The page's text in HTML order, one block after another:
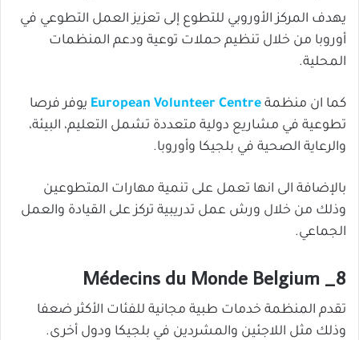
يهدف المركز الأوروبي للتطوع إلى تعزيز العمل التطوعي في
أوروبا من خلال تنظيم حملات توعية ودعم المنظمات
المحلية.
كما ان منظمة European Volunteer Centre يوفر فرصا
تطوعية في مشاريع دولية متعددة تشمل التعليم، البيئة،
والرعاية الصحية في بلجيكا وأوروبا.
بالإضافة الى انها تعمل على تنمية مهارات المتطوعين
وذلك من خلال ورش عمل تدريبية تركز على القيادة والعمل
الجماعي.
8_ Médecins du Monde Belgium
تقدم المنظمة خدمات طبية مجانية للفئات الأكثر ضعفا
وذلك مثل اللاجئين والمشردين في بلجيكا ودول أخرى.